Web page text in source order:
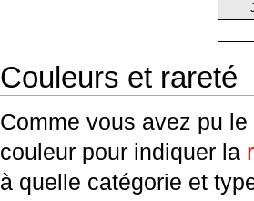
Couleurs et rareté
Comme vous avez pu
couleur pour indiquer la
à quelle catégorie et